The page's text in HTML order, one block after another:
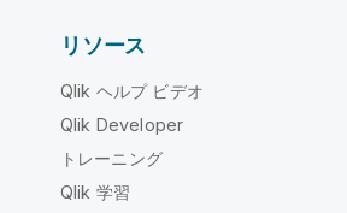
リソース
Qlik ヘルプ ビデオ
Qlik Developer
トレーニング
Qlik 学習